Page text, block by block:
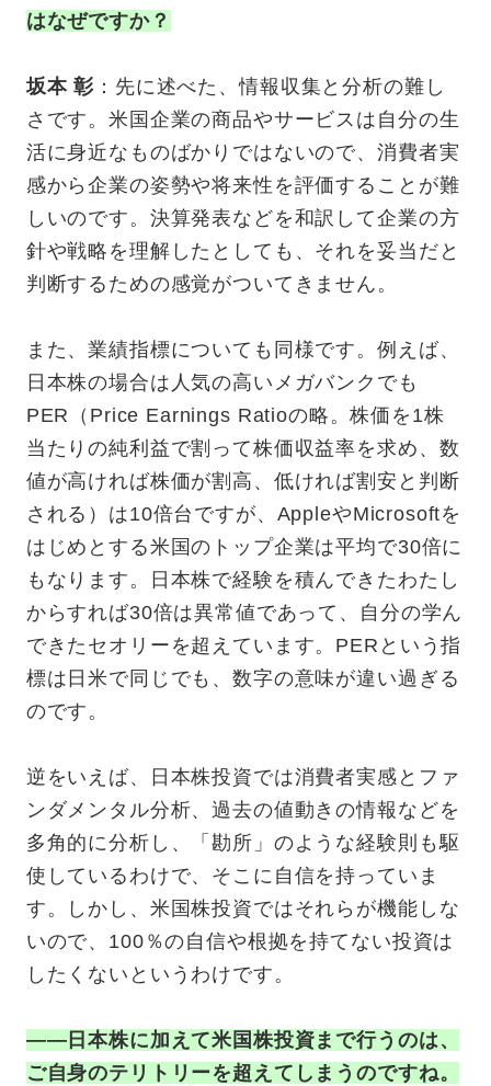
はなぜですか？
坂本 彰 ：先に述べた、情報収集と分析の難し
さです。米国企業の商品やサービスは自分の生
活に身近なものばかりではないので、消費者実
感から企業の姿勢や将来性を評価することが難
しいのです。決算発表などを和訳して企業の方
針や戦略を理解したとしても、それを妥当だと
判断するための感覚がついてきません。
また、業績指標についても同様です。例えば、
日本株の場合は人気の高いメガバンクでも
PER（Price Earnings Ratioの略。株価を1株
当たりの純利益で割って株価収益率を求め、数
値が高ければ株価が割高、低ければ割安と判断
される）は10倍台ですが、AppleやMicrosoftを
はじめとする米国のトップ企業は平均で30倍に
もなります。日本株で経験を積んできたわたし
からすれば30倍は異常値であって、自分の学ん
できたセオリーを超えています。PERという指
標は日米で同じでも、数字の意味が違い過ぎる
のです。
逆をいえば、日本株投資では消費者実感とファ
ンダメンタル分析、過去の値動きの情報などを
多角的に分析し、「勘所」のような経験則も駆
使しているわけで、そこに自信を持っていま
す。しかし、米国株投資ではそれらが機能しな
いので、100％の自信や根拠を持てない投資は
したくないというわけです。
——日本株に加えて米国株投資まで行うのは、
ご自身のテリトリーを超えてしまうのですね。